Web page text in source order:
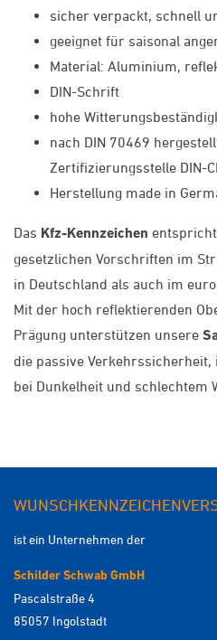
sicher verpackt, schnell
geeignet für saisonal
Material: Aluminium,
DIN-Schrift
hohe
nach DIN 70469
Zertifizierungsstelle DIN-
Herstellung made in
Das Kfz-Kennzeichen
gesetzlichen Vorschriften im
in Deutschland als auch im
Mit der hoch reflektierenden
Prägung unterstützen unsere
die passive
bei Dunkelheit und schlechtem
ist ein Unternehmen der
Schilder Schwab GmbH
Pascalstraße 4
85057 Ingolstadt